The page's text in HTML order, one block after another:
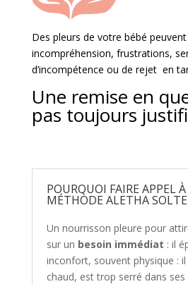
Des pleurs de votre bébé
incompréhension, frustrations,
d’incompétence ou de rejet en
Une remise en
pas toujours
POURQUOI FAIRE APPEL
MÉTHODE ALETHA
Un nourrisson pleure pour
sur un besoin immédiat : il
inconfort, souvent physique :
chaud, est trop serré dans